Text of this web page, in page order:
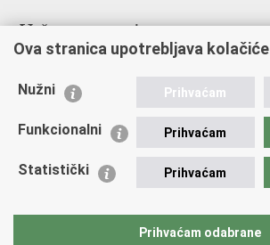
Važne poveznice
Ministarstvo unutarnjih poslova
Udruge
Policijska akademija
Zaklada policijske solidarnosti
Vučetić"
Ova stranica upotrebljava kolačiće
Nužni Prihvaćam
Funkcionalni Prihvaćam
Statistički Prihvaćam
Prihvaćam odabrane